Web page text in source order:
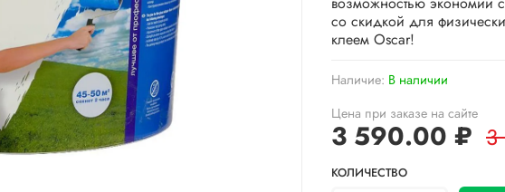
Наличие: В наличии
Цена при заказе на сайте
3 590.00 ₽ 3
КОЛИЧЕСТВО
со скидкой для
клеем Oscar!